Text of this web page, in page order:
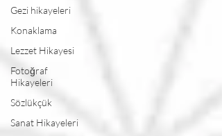
Gezi hikayeleri
Konaklama
Lezzet Hikayesi
Fotoğraf
Hikayeleri
Sözlükçük
Sanat Hikayeleri